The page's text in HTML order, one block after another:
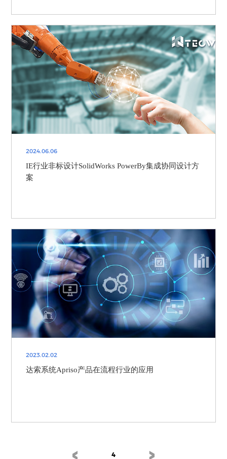
2024.06.06
IE行业非标设计SolidWorks PowerBy集成协同设计方
案
2023.02.02
达索系统Apriso产品在流程行业的应用
4